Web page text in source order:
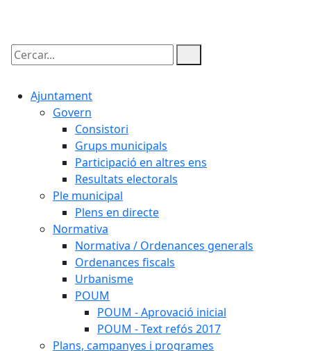
Cercar:
Ajuntament
Govern
Consistori
Grups municipals
Participació en altres ens
Resultats electorals
Ple municipal
Plens en directe
Normativa
Normativa / Ordenances generals
Ordenances fiscals
Urbanisme
POUM
POUM - Aprovació inicial
POUM - Text refós 2017
Plans, campanyes i programes